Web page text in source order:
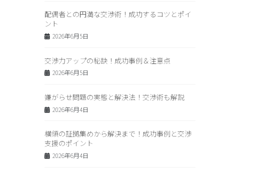
配偶者との円満な交渉術！成功するコツとポイ
ント
2026年6月5日
交渉力アップの秘訣！成功事例＆注意点
2026年6月5日
嫌がらせ問題の実態と解決法！交渉術も解説
2026年6月4日
横領の証拠集めから解決まで！成功事例と交渉
支援のポイント
2026年6月4日